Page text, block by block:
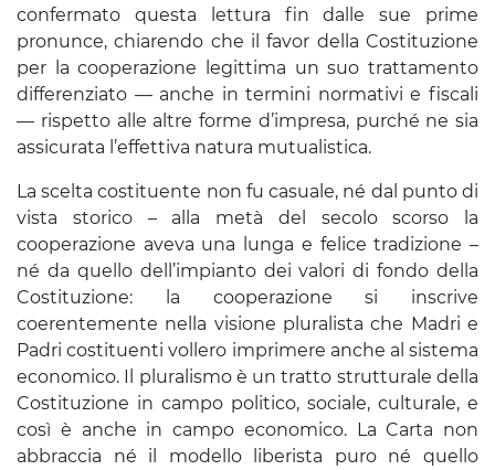
confermato questa lettura fin dalle sue prime
pronunce, chiarendo che il favor della Costituzione
per la cooperazione legittima un suo trattamento
differenziato — anche in termini normativi e fiscali
— rispetto alle altre forme d’impresa, purché ne sia
assicurata l’effettiva natura mutualistica.
La scelta costituente non fu casuale, né dal punto di
vista storico – alla metà del secolo scorso la
cooperazione aveva una lunga e felice tradizione –
né da quello dell’impianto dei valori di fondo della
Costituzione: la cooperazione si inscrive
coerentemente nella visione pluralista che Madri e
Padri costituenti vollero imprimere anche al sistema
economico. Il pluralismo è un tratto strutturale della
Costituzione in campo politico, sociale, culturale, e
così è anche in campo economico. La Carta non
abbraccia né il modello liberista puro né quello